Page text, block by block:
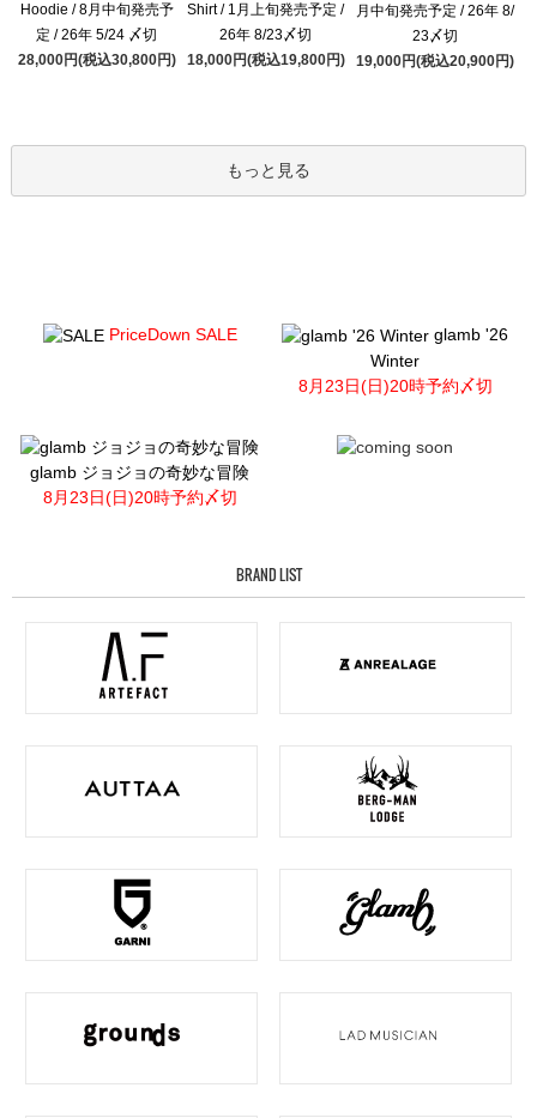
Hoodie / 8月中旬発売予
定 / 26年 5/24 〆切
28,000円(税込30,800円)
Shirt / 1月上旬発売予定 /
26年 8/23〆切
18,000円(税込19,800円)
月中旬発売予定 / 26年 8/
23〆切
19,000円(税込20,900円)
もっと見る
PriceDown SALE
glamb '26
Winter
8月23日(日)20時予約〆切
glamb ジョジョの奇妙な冒険
8月23日(日)20時予約〆切
BRAND LIST